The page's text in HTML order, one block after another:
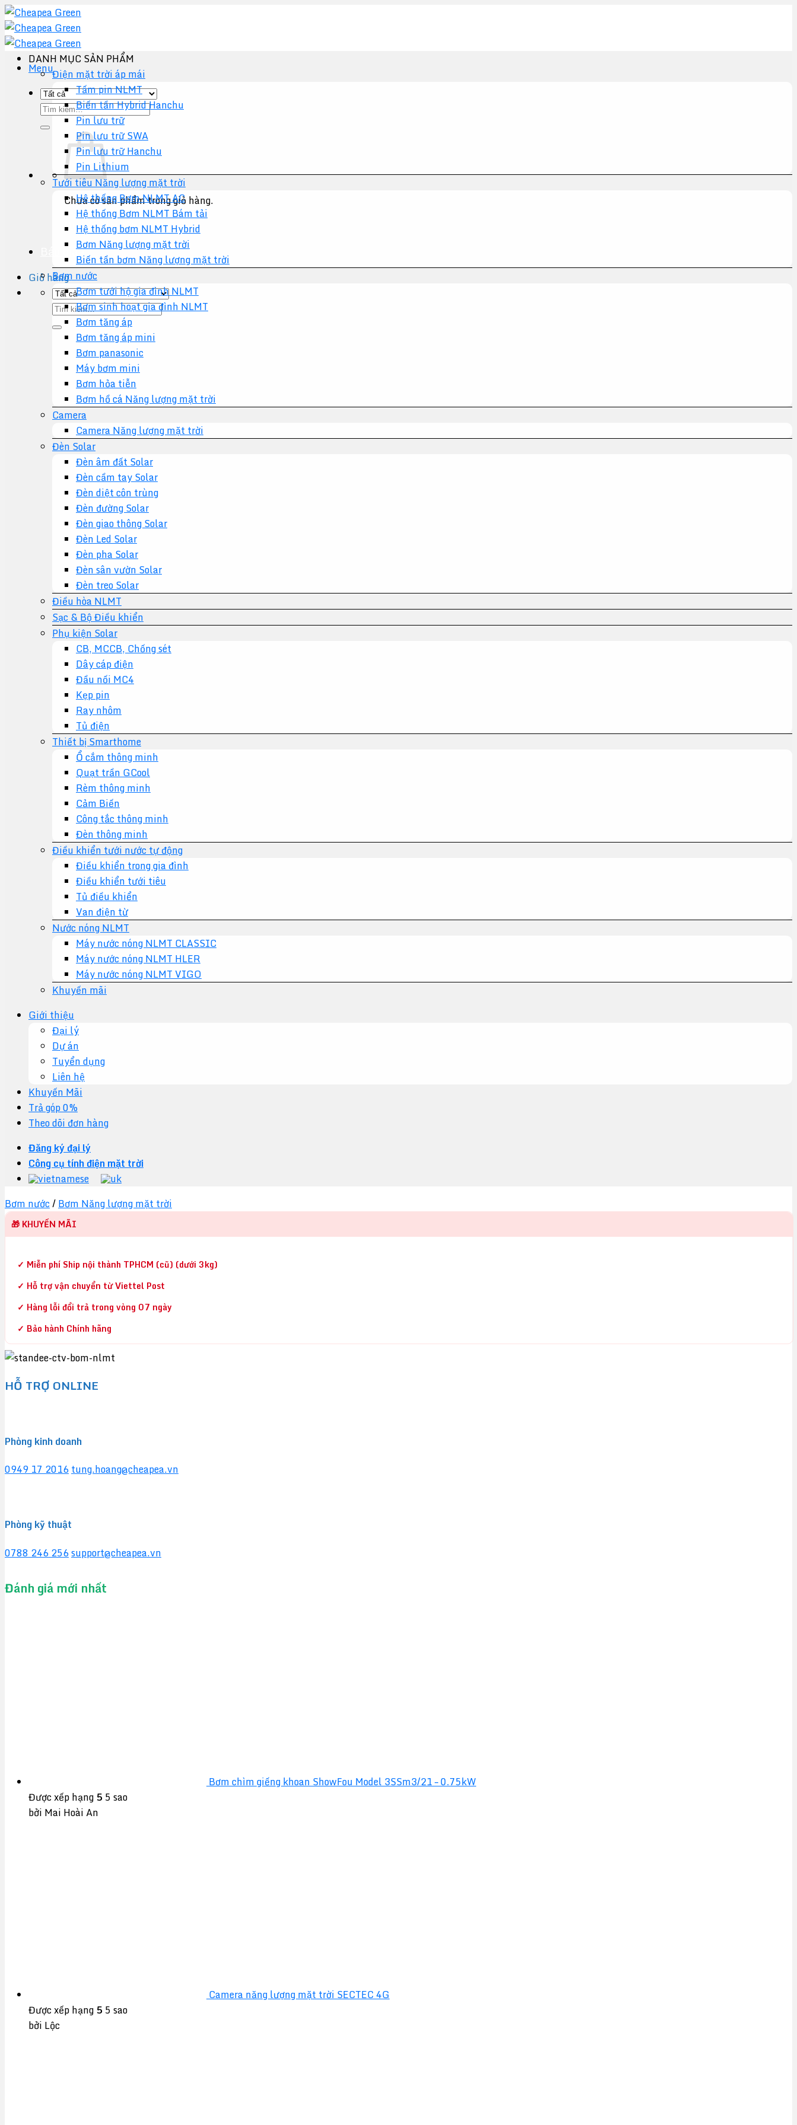
Chuyển
đến
nội
dung
Menu
Tìm
kiếm:
Chưa có sản phẩm trong giỏ hàng.
Quay trở lại cửa hàng
Báo giá +
Giỏ hàng
Tìm
kiếm:
DANH MỤC SẢN PHẨM
Điện mặt trời áp mái
Tấm pin NLMT
Biến tần Hybrid Hanchu
Pin lưu trữ
Pin lưu trữ SWA
Pin lưu trữ Hanchu
Pin Lithium
Tưới tiêu Năng lượng mặt trời
Hệ thống Bơm NLMT AC
Hệ thống Bơm NLMT Bám tải
Hệ thống bơm NLMT Hybrid
Bơm Năng lượng mặt trời
Biến tần bơm Năng lượng mặt trời
Bơm nước
Bơm tưới hộ gia đình NLMT
Bơm sinh hoạt gia đình NLMT
Bơm tăng áp
Bơm tăng áp mini
Bơm panasonic
Máy bơm mini
Bơm hỏa tiễn
Bơm hồ cá Năng lượng mặt trời
Camera
Camera Năng lượng mặt trời
Đèn Solar
Đèn âm đất Solar
Đèn cầm tay Solar
Đèn diệt côn trùng
Đèn đường Solar
Đèn giao thông Solar
Đèn Led Solar
Đèn pha Solar
Đèn sân vườn Solar
Đèn treo Solar
Điều hòa NLMT
Sạc & Bộ Điều khiển
Phụ kiện Solar
CB, MCCB, Chống sét
Dây cáp điện
Đầu nối MC4
Kẹp pin
Ray nhôm
Tủ điện
Thiết bị Smarthome
Ổ cắm thông minh
Quạt trần GCool
Rèm thông minh
Cảm Biến
Công tắc thông minh
Đèn thông minh
Điều khiển tưới nước tự động
Điều khiển trong gia đình
Điều khiển tưới tiêu
Tủ điều khiển
Van điện từ
Nước nóng NLMT
Máy nước nóng NLMT CLASSIC
Máy nước nóng NLMT HLER
Máy nước nóng NLMT VIGO
Khuyến mãi
Giới thiệu
Đại lý
Dự án
Tuyển dụng
Liên hệ
Khuyến Mãi
Trả góp 0%
Theo dõi đơn hàng
Đăng ký đại lý
Công cụ tính điện mặt trời
Bơm nước/Bơm Năng lượng mặt trời
🎁 KHUYẾN MÃI
✓ Miễn phí Ship nội thành TPHCM (cũ) (dưới 3kg)
✓ Hỗ trợ vận chuyển từ Viettel Post
✓ Hàng lỗi đổi trả trong vòng 07 ngày
✓ Bảo hành Chính hãng
HỖ TRỢ ONLINE
Phòng kinh doanh
0949 17 2016tung.hoang@cheapea.vn
Phòng kỹ thuật
0788 246 256support@cheapea.vn
Đánh giá mới nhất
Bơm chìm giếng khoan ShowFou Model 3SSm3/21 – 0.75kW
Được xếp hạng5 5 sao
bởi Mai Hoài An
Camera năng lượng mặt trời SECTEC 4G
Được xếp hạng5 5 sao
bởi Lộc